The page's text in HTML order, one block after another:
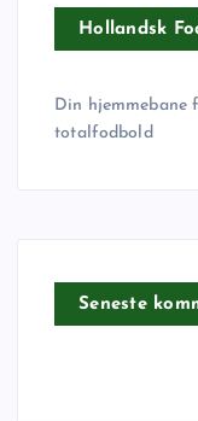
Hollandsk
Din hjemmebane
totalfodbold
Seneste